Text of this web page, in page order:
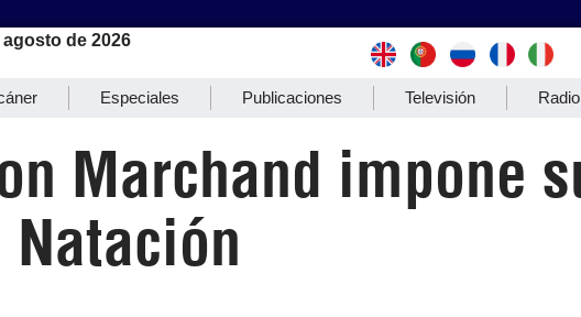
de 2026
Especiales Publicaciones Televisión Radio
Marchand impone